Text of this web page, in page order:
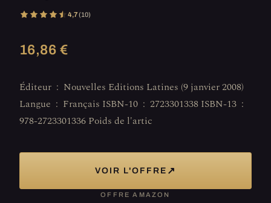
4,7(10)
16,86 €
Éditeur ‏ : ‎ Nouvelles Editions Latines (9 janvier 2008)
Langue ‏ : ‎ Français ISBN-10 ‏ : ‎ 2723301338 ISBN-13 ‏ : ‎
978-2723301336 Poids de l'artic
VOIR L'OFFRE ↗
OFFRE AMAZON